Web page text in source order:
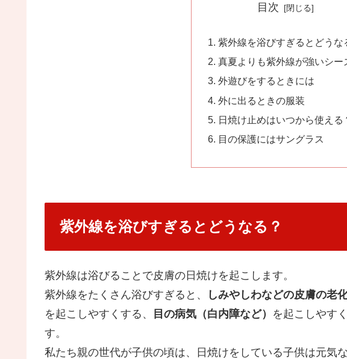
目次
紫外線を浴びすぎるとどうな
真夏よりも紫外線が強いシー
外遊びをするときには
外に出るときの服装
日焼け止めはいつから使える
目の保護にはサングラス
紫外線を浴びすぎるとどうなる？
紫外線は浴びることで皮膚の日焼けを起こします。
紫外線をたくさん浴びすぎると、
しみやしわなどの皮膚の老
を起こしやすくする、
目の病気（白内障など） を起こしやす
す。
私たち親の世代が子供の頃は、日焼けをしている子供は元気